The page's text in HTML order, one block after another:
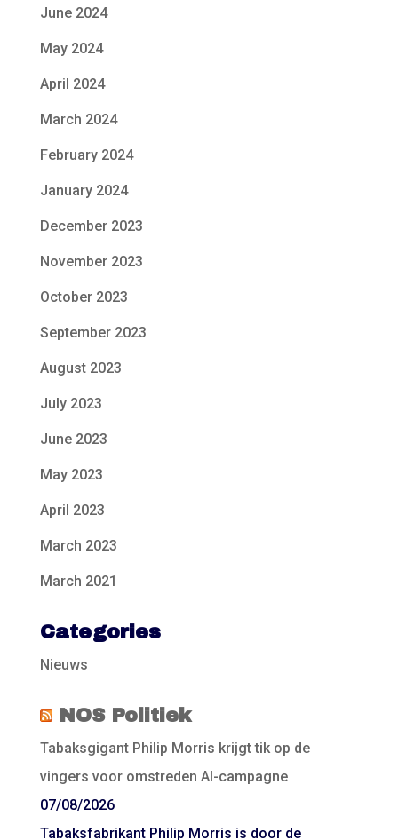
June 2024
May 2024
April 2024
March 2024
February 2024
January 2024
December 2023
November 2023
October 2023
September 2023
August 2023
July 2023
June 2023
May 2023
April 2023
March 2023
March 2021
Categories
Nieuws
NOS Politiek
Tabaksgigant Philip Morris krijgt tik op de
vingers voor omstreden AI-campagne
07/08/2026
Tabaksfabrikant Philip Morris is door de